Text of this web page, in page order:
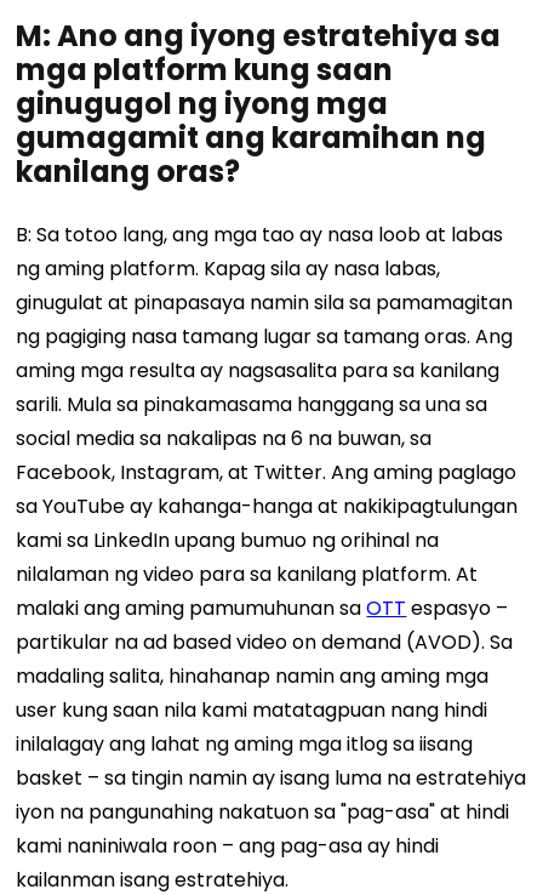
M: Ano ang iyong estratehiya sa
mga platform kung saan
ginugugol ng iyong mga
gumagamit ang karamihan ng
kanilang oras?
B: Sa totoo lang, ang mga tao ay nasa loob at labas
ng aming platform. Kapag sila ay nasa labas,
ginugulat at pinapasaya namin sila sa pamamagitan
ng pagiging nasa tamang lugar sa tamang oras. Ang
aming mga resulta ay nagsasalita para sa kanilang
sarili. Mula sa pinakamasama hanggang sa una sa
social media sa nakalipas na 6 na buwan, sa
Facebook, Instagram, at Twitter. Ang aming paglago
sa YouTube ay kahanga-hanga at nakikipagtulungan
kami sa LinkedIn upang bumuo ng orihinal na
nilalaman ng video para sa kanilang platform. At
malaki ang aming pamumuhunan saOTT espasyo –
partikular na ad based video on demand (AVOD). Sa
madaling salita, hinahanap namin ang aming mga
user kung saan nila kami matatagpuan nang hindi
inilalagay ang lahat ng aming mga itlog sa iisang
basket – sa tingin namin ay isang luma na estratehiya
iyon na pangunahing nakatuon sa "pag-asa" at hindi
kami naniniwala roon – ang pag-asa ay hindi
kailanman isang estratehiya.